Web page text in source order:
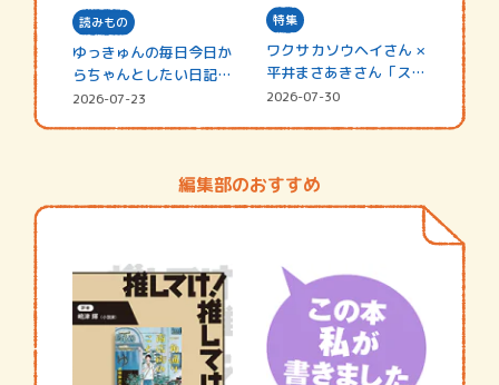
読みもの
ゆっきゅんの毎日今日か
らちゃんとしたい日記
☆202…
2026-07-23
特集
ワクサカソウヘイさん ×
平井まさあきさん「スペ
シャ…
2026-07-30
編集部のおすすめ